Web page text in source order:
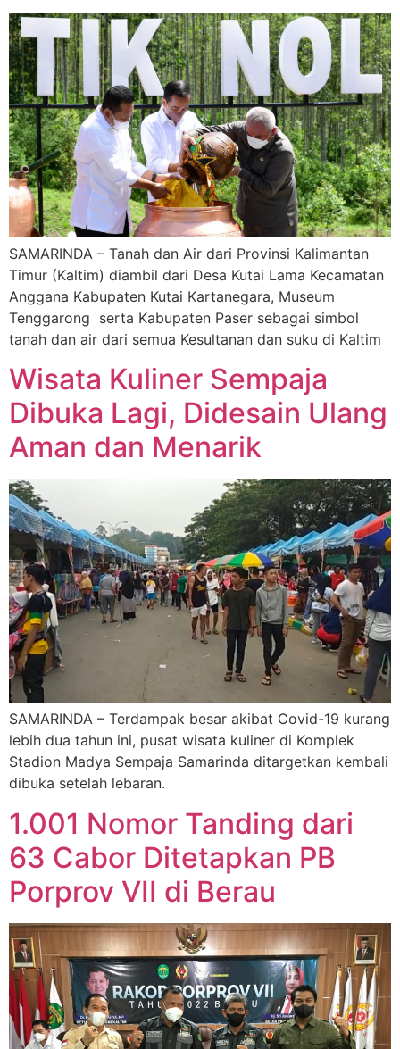
SAMARINDA – Tanah dan Air dari Provinsi Kalimantan
Timur (Kaltim) diambil dari Desa Kutai Lama Kecamatan
Anggana Kabupaten Kutai Kartanegara, Museum
Tenggarong serta Kabupaten Paser sebagai simbol
tanah dan air dari semua Kesultanan dan suku di Kaltim
Wisata Kuliner Sempaja
Dibuka Lagi, Didesain Ulang
Aman dan Menarik
SAMARINDA – Terdampak besar akibat Covid-19 kurang
lebih dua tahun ini, pusat wisata kuliner di Komplek
Stadion Madya Sempaja Samarinda ditargetkan kembali
dibuka setelah lebaran.
1.001 Nomor Tanding dari
63 Cabor Ditetapkan PB
Porprov VII di Berau